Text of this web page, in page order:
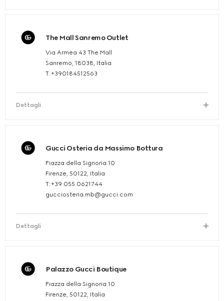
The Mall Sanremo Outlet
Via Armea 43 The Mall
Sanremo, 18038, Italia
T:+390184512563
Dettagli
Gucci Osteria da Massimo Bottura
Piazza della Signoria 10
Firenze, 50122, Italia
T:+39 055 0621744
gucciosteria.mb@gucci.com
Dettagli
Palazzo Gucci Boutique
Piazza della Signoria 10
Firenze, 50122, Italia